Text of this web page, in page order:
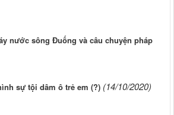
nước sông Đuống và câu chuyện pháp
sự tội dâm ô trẻ em (?) (14/10/2020)